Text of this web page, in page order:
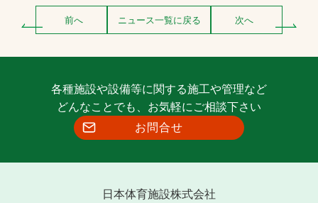
前へ ニュース一覧に戻る 次へ
各種施設や設備等に関する施工や管理など
どんなことでも、お気軽にご相談下さい
お問合せ
日本体育施設株式会社